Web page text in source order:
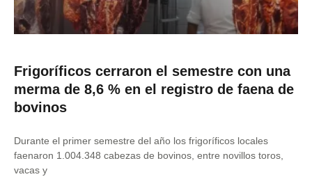
Frigoríficos cerraron el semestre con una
merma de 8,6 % en el registro de faena de
bovinos
Durante el primer semestre del año los frigoríficos locales
faenaron 1.004.348 cabezas de bovinos, entre novillos toros,
vacas y